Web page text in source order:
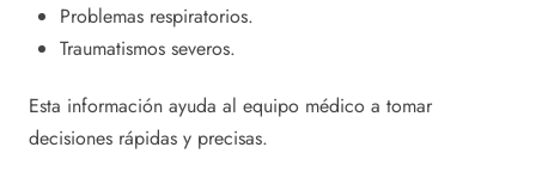
Problemas respiratorios.
Traumatismos severos.
Esta información ayuda al equipo médico a tomar
decisiones rápidas y precisas.